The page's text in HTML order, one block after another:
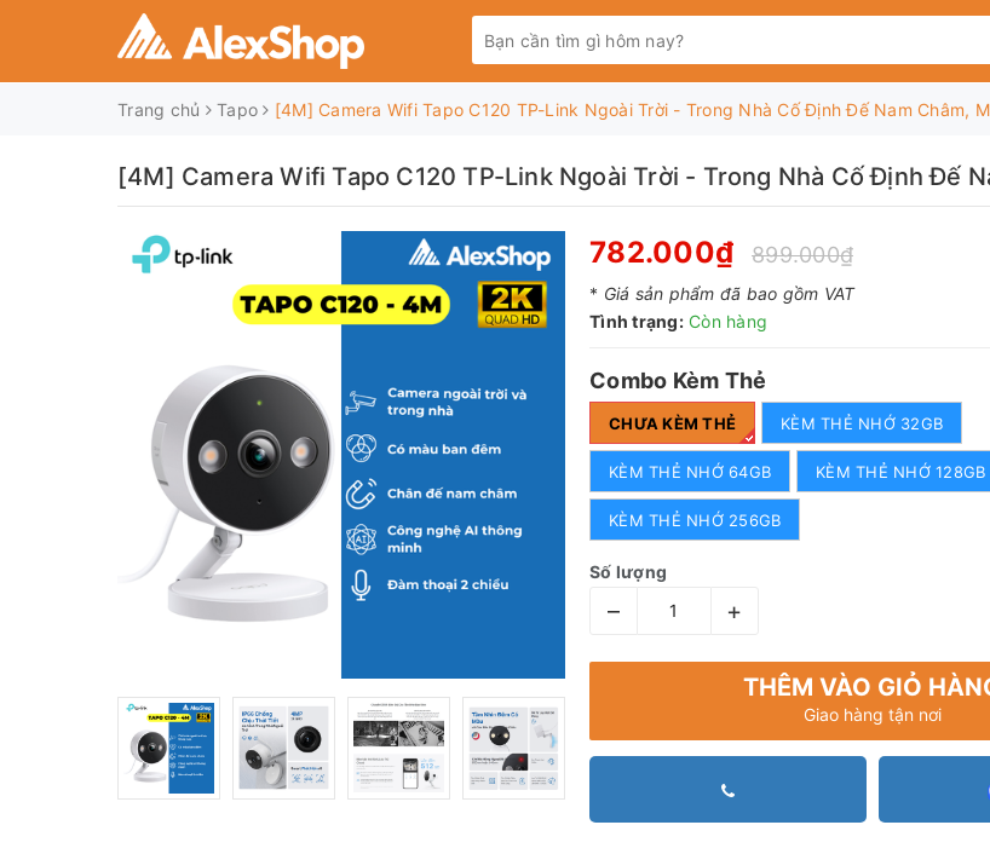
Trang chủ Tapo [4M] Camera Wifi Tapo C120 TP-Link Ngoài Trời - Trong Nhà Cố Định Đế Nam Châm,
[4M] Camera Wifi Tapo C120 TP-Link Ngoài Trời - Trong Nhà Cố Định Đế
782.000₫ 899.000₫
* Giá sản phẩm đã bao gồm VAT
Tình trạng: Còn hàng
Combo Kèm Thẻ
CHƯA KÈM THẺ KÈM THẺ NHỚ 32GB
KÈM THẺ NHỚ 64GB KÈM THẺ NHỚ 128GB
KÈM THẺ NHỚ 256GB
Số lượng
– +
THÊM VÀO GIỎ
Giao hàng tận nơi